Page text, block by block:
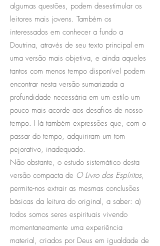
algumas questões, podem desestimular os
leitores mais jovens. Também os
interessados em conhecer a fundo a
Doutrina, através de seu texto principal em
uma versão mais objetiva, e ainda aqueles
tantos com menos tempo disponível podem
encontrar nesta versão sumarizada a
profundidade necessária em um estilo um
pouco mais acorde aos desafios de nosso
tempo. Há também expressões que, com o
passar do tempo, adquiriram um tom
pejorativo, inadequado.
Não obstante, o estudo sistemático desta
versão compacta de O Livro dos Espíritos,
permite-nos extrair as mesmas conclusões
básicas da leitura do original, a saber: a)
todos somos seres espirituais vivendo
momentaneamente uma experiência
material, criados por Deus em igualdade de